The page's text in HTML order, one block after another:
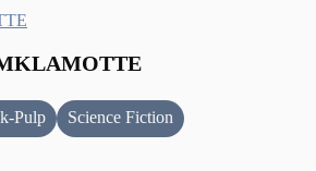
Pulp Science Fiction